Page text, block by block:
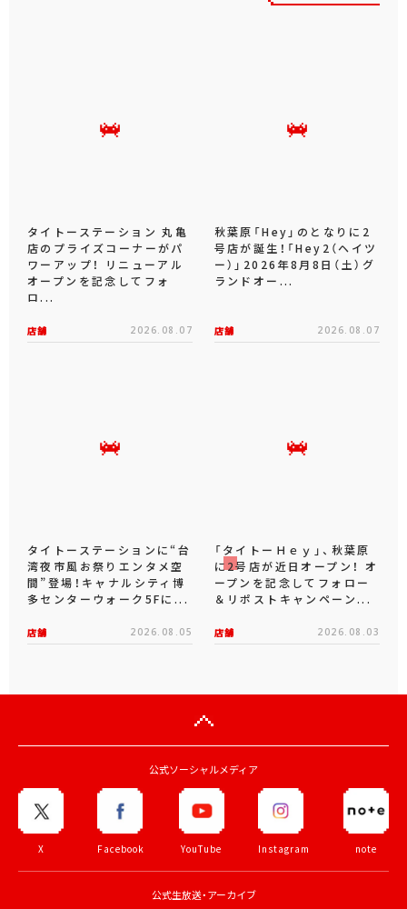
タイトーステーション 丸亀
店のプライズコーナーがパ
ワーアップ！ リニューアル
オープンを記念してフォ
ロ...
店舗 2026.08.07
秋葉原「Hey」のとなりに2
号店が誕生！「Hey2（ヘイツ
ー）」2026年8月8日（土）グ
ランドオー...
店舗 2026.08.07
タイトーステーションに“台
湾夜市風お祭りエンタメ空
間”登場！キャナルシティ博
多センターウォーク5Fに...
店舗 2026.08.05
「タイトーＨｅｙ」、秋葉原
に2号店が近日オープン！ オ
ープンを記念してフォロー
＆リポストキャンペーン...
店舗 2026.08.03
公式ソーシャルメディア
X Facebook YouTube Instagram note
公式生放送・アーカイブ